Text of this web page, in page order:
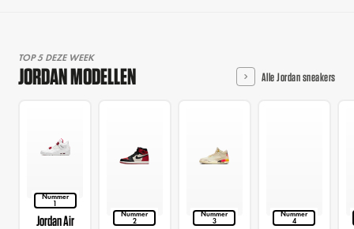
TOP 5 DEZE WEEK
JORDAN MODELLEN Alle Jordan sneakers
Nummer
1
Jordan Air
Nummer
2
Nummer
3
Nummer
4